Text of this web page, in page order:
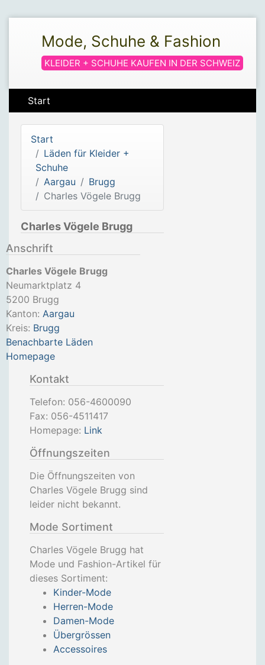
Mode, Schuhe & Fashion
KLEIDER + SCHUHE KAUFEN IN DER SCHWEIZ
Start
Start
Läden für Kleider +
Schuhe
Aargau
Brugg
Charles Vögele Brugg
Charles Vögele Brugg
Anschrift
Charles Vögele Brugg
Neumarktplatz 4
5200 Brugg
Kanton: Aargau
Kreis: Brugg
Benachbarte Läden
Homepage
Kontakt
Telefon: 056-4600090
Fax: 056-4511417
Homepage: Link
Öffnungszeiten
Die Öffnungszeiten von
Charles Vögele Brugg sind
leider nicht bekannt.
Mode Sortiment
Charles Vögele Brugg hat
Mode und Fashion-Artikel für
dieses Sortiment:
Kinder-Mode
Herren-Mode
Damen-Mode
Übergrössen
Accessoires